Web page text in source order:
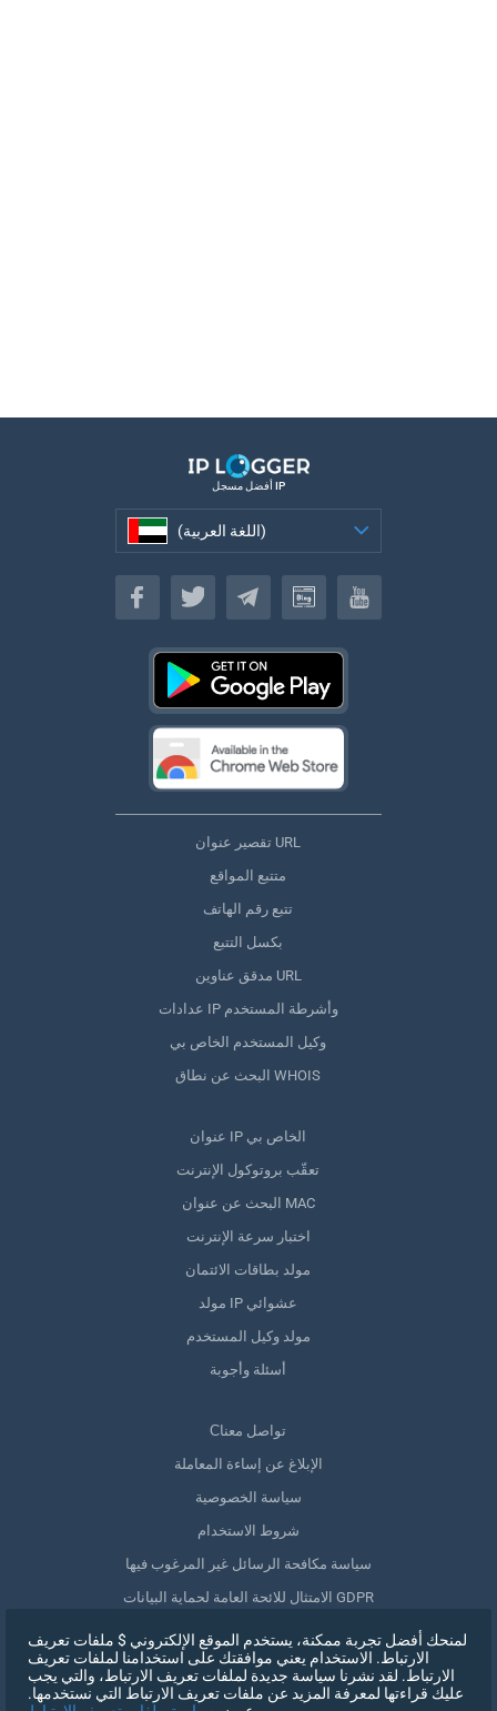
أفضل مسجل IP
(اللغة العربية)
(اللغة العربية)
تقصير عنوان URL
متتبع المواقع
تتبع رقم الهاتف
بكسل التتبع
مدقق عناوين URL
عدادات IP وأشرطة المستخدم
وكيل المستخدم الخاص بي
البحث عن نطاق WHOIS
عنوان IP الخاص بي
تعقّب بروتوكول الإنترنت
البحث عن عنوان MAC
اختبار سرعة الإنترنت
مولد بطاقات الائتمان
مولد IP عشوائي
مولد وكيل المستخدم
أسئلة وأجوبة
Сتواصل معنا
الإبلاغ عن إساءة المعاملة
سياسة الخصوصية
شروط الاستخدام
سياسة مكافحة الرسائل غير المرغوب فيها
الامتثال للائحة العامة لحماية البيانات GDPR
حذف بياناتي
سحب الموافقة
لمنحك أفضل تجربة ممكنة، يستخدم الموقع الإلكتروني $ ملفات تعريف
الارتباط. الاستخدام يعني موافقتك على استخدامنا لملفات تعريف
الارتباط. لقد نشرنا سياسة جديدة لملفات تعريف الارتباط، والتي يجب
عليك قراءتها لمعرفة المزيد عن ملفات تعريف الارتباط التي نستخدمها.